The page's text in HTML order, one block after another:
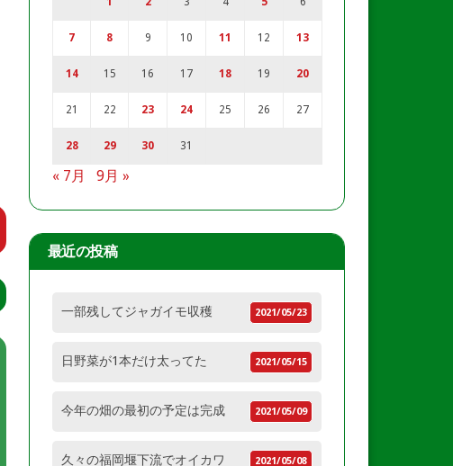
7 8 9 10 11 12 13
14 15 16 17 18 19 20
21 22 23 24 25 26 27
28 29 30 31
« 7月 9月 »
最近の投稿
一部残してジャガイモ収穫 2021/05/23
日野菜が1本だけ太ってた 2021/05/15
今年の畑の最初の予定は完成 2021/05/09
久々の福岡堰下流でオイカワ 2021/05/08